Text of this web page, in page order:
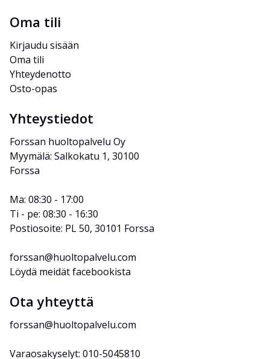
Oma tili
Kirjaudu sisään
Oma tili
Yhteydenotto
Osto-opas
Yhteystiedot
Forssan huoltopalvelu Oy
Myymälä: Salkokatu 1, 30100
Forssa
Ma: 08:30 - 17:00
Ti - pe: 08:30 - 16:30
Postiosoite: PL 50, 30101 Forssa
forssan@huoltopalvelu.com
Löydä meidät facebookista
Ota yhteyttä
forssan@huoltopalvelu.com
Varaosakyselyt: 010-5045810